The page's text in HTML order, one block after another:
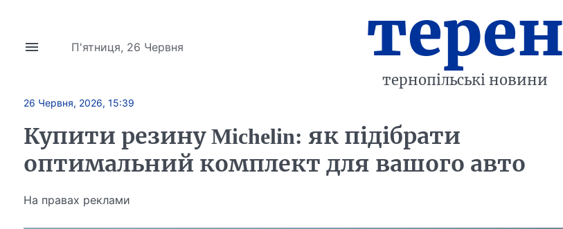
П'ятниця, 26 Червня терен
тернопільські новини
26 Червня, 2026, 15:39
Купити резину Michelin: як підібрати
оптимальний комплект для вашого авто
На правах реклами